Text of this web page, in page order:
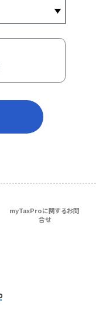
myTaxProに関するお問
合せ